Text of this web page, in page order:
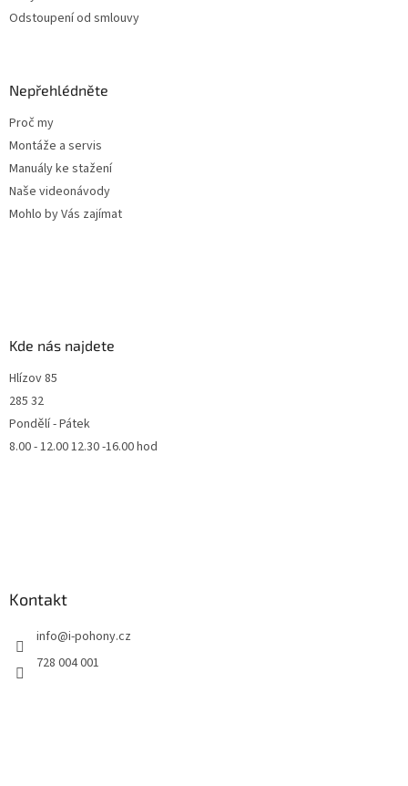
Odstoupení od smlouvy
Nepřehlédněte
Proč my
Montáže a servis
Manuály ke stažení
Naše videonávody
Mohlo by Vás zajímat
Kde nás najdete
Hlízov 85
285 32
Pondělí - Pátek
8.00 - 12.00 12.30 -16.00 hod
Kontakt
info@i-pohony.cz
728 004 001